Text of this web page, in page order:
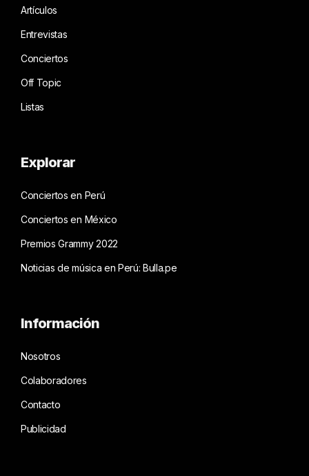
Artículos
Entrevistas
Conciertos
Off Topic
Listas
Explorar
Conciertos en Perú
Conciertos en México
Premios Grammy 2022
Noticias de música en Perú: Bulla.pe
Información
Nosotros
Colaboradores
Contacto
Publicidad